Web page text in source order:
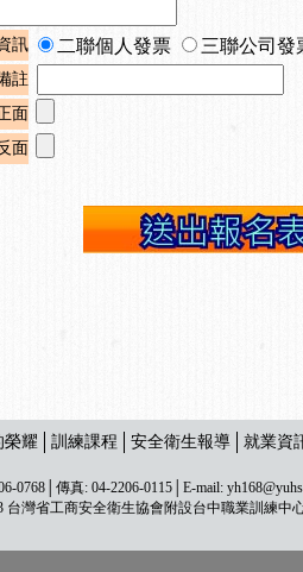
訊 二聯個人發票 三聯公司發
註
面
面
榮耀 訓練課程 安全衛生報導 就業資
0768│傳真: 04-2206-0115│E-mail:
台灣省工商安全衛生協會附設台中職業訓練中